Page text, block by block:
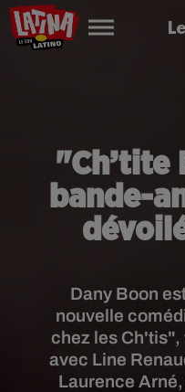
"Ch’tite
bande-
Dany Boon
nouvelle
chez les
avec Line
Laurence